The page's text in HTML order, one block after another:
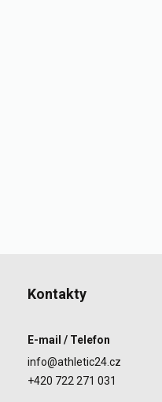
Kontakty
E-mail / Telefon
info@athletic24.cz
+420 722 271 031